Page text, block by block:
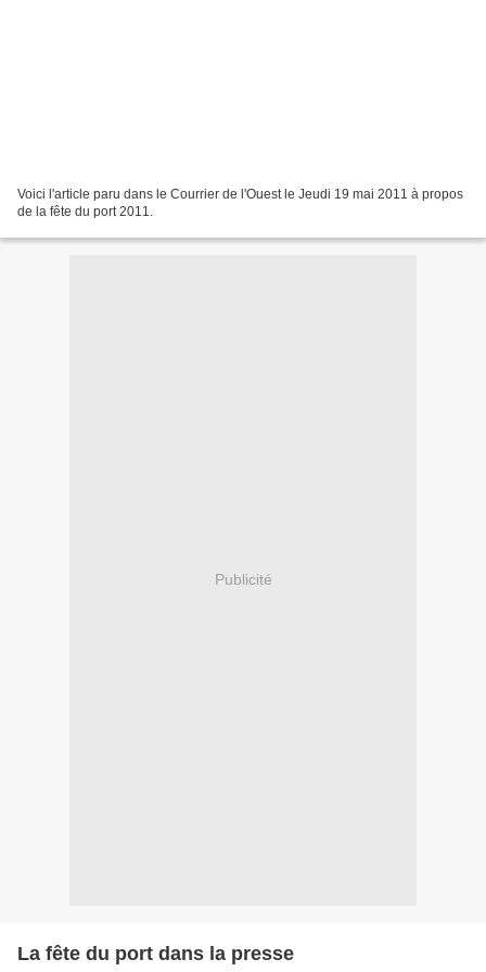
Voici l'article paru dans le Courrier de l'Ouest le Jeudi 19 mai 2011 à propos
de la fête du port 2011.
Publicité
La fête du port dans la presse